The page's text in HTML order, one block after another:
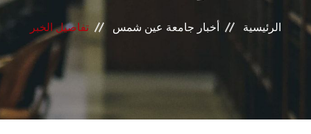
المراكز والوحدات
الأنظمة الذكية
الرئيسية أخبار جامعة عين شمس تفاصيل الخبر